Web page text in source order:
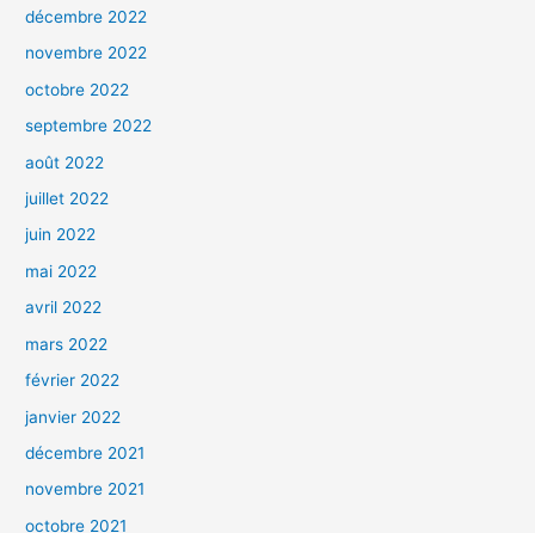
décembre 2022
novembre 2022
octobre 2022
septembre 2022
août 2022
juillet 2022
juin 2022
mai 2022
avril 2022
mars 2022
février 2022
janvier 2022
décembre 2021
novembre 2021
octobre 2021